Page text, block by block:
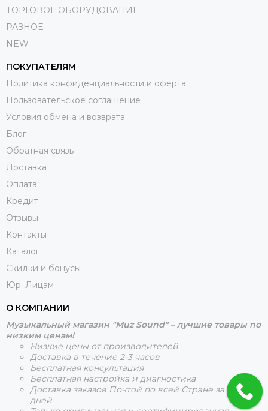
ТОРГОВОЕ ОБОРУДОВАНИЕ
РАЗНОЕ
NEW
ПОКУПАТЕЛЯМ
Политика конфиденциальности и оферта
Пользовательское соглашение
Условия обмена и возврата
Блог
Обратная связь
Доставка
Оплата
Кредит
Отзывы
Контакты
Каталог
Скидки и бонусы
Юр. Лицам
О КОМПАНИИ
Музыкальный магазин "Muz Sound" – лучшие товары по
низким ценам!
Низкие цены от производителей
Доставка в течение 2-3 часов
Бесплатная консультация
Бесплатная настройка и диагностика
Доставка заказов Почтой по всей Стране за 5-15
дней